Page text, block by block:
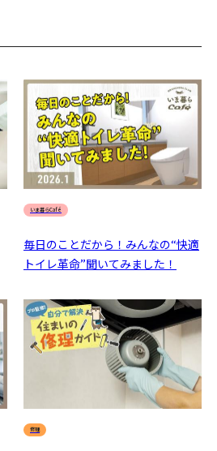
いま暮らCafé
毎日のことだから！みんなの“快適
トイレ革命”聞いてみました！
修理